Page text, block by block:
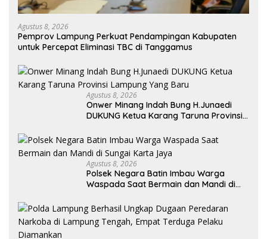
Agustus 8, 2026
Pemprov Lampung Perkuat Pendampingan Kabupaten
untuk Percepat Eliminasi TBC di Tanggamus
Agustus 8, 2026
Onwer Minang Indah Bung H.Junaedi
DUKUNG Ketua Karang Taruna Provinsi
Agustus 8, 2026
Polsek Negara Batin Imbau Warga
Waspada Saat Bermain dan Mandi di